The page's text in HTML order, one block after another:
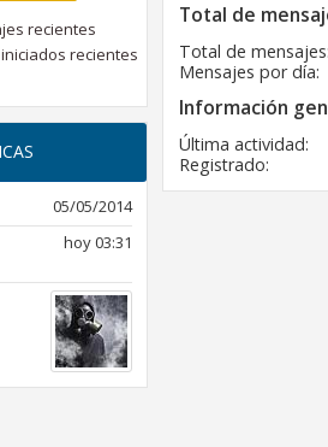
recientes
recientes
05/05/2014
hoy03:31
Total de
Total de mensajes
Mensajes por día
Información
Última actividad
Registrado